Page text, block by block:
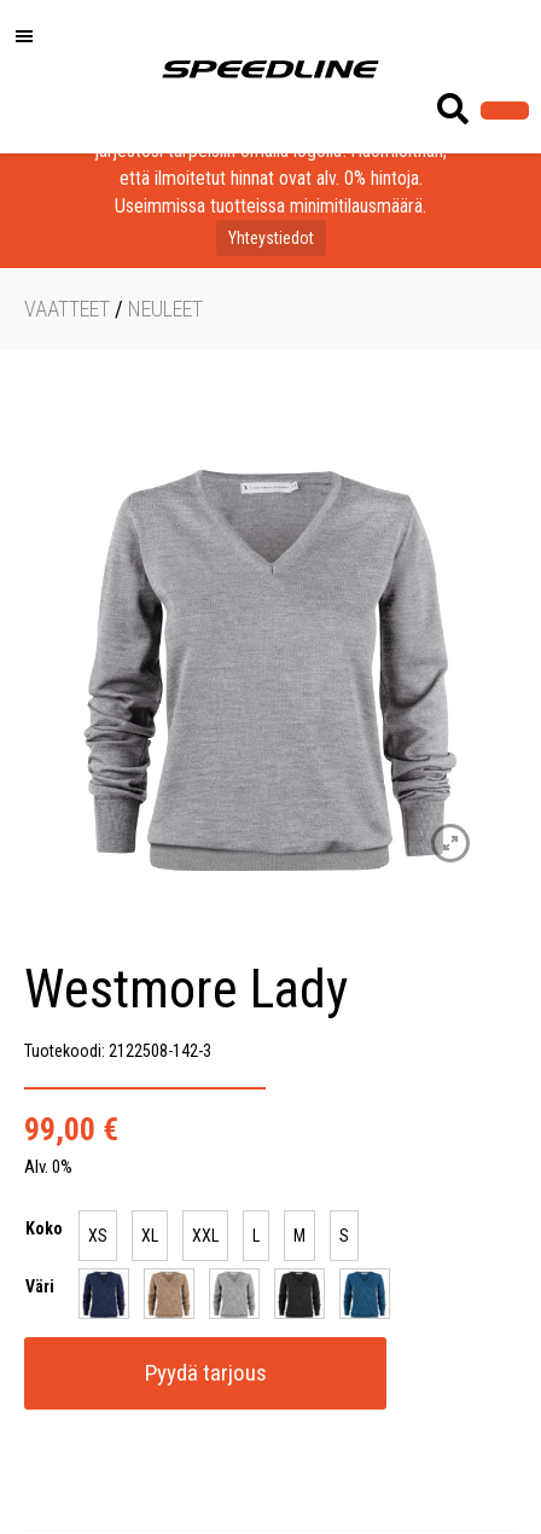
Löydä laadukkaat tuotteet yrityksesi, seurasi tai
järjestösi tarpeisiin omalla logolla! Huomioithan,
että ilmoitetut hinnat ovat alv. 0% hintoja.
Useimmissa tuotteissa minimitilausmäärä.
Yhteystiedot
VAATTEET / NEULEET
Westmore Lady
Tuotekoodi: 2122508-142-3
99,00 €
Alv. 0%
Koko XS XL XXL L M S
Väri
Pyydä tarjous